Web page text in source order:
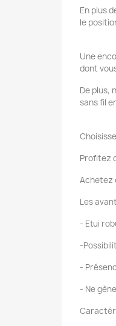
En plus
le
Une
dont
De plus,
sans fil
Profitez
Achetez
Les
- Etui
-
-
- Ne